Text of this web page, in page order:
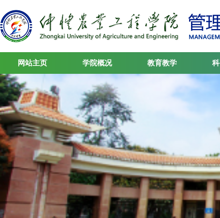
网站主页 学院概况 教育教学